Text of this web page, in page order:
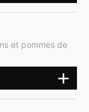
et pommes de